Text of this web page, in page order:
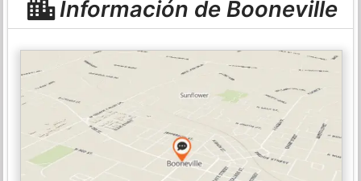
Información de Booneville